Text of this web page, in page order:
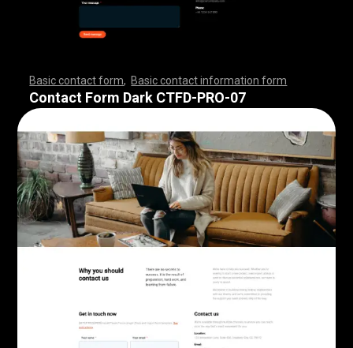
Basic contact form Basic contact information form
,,,,,,,,,,,,,,,,,,,,, ,,,,,,,,,,,,,,,,,,,,,,,,,,,,,,,,,,
,,,,,,,,,,,,,,,,,,,,, ,,,,,,,,,,,,,,,,,,,,,,,,,,,
Contact Form Dark CTFD-PRO-07